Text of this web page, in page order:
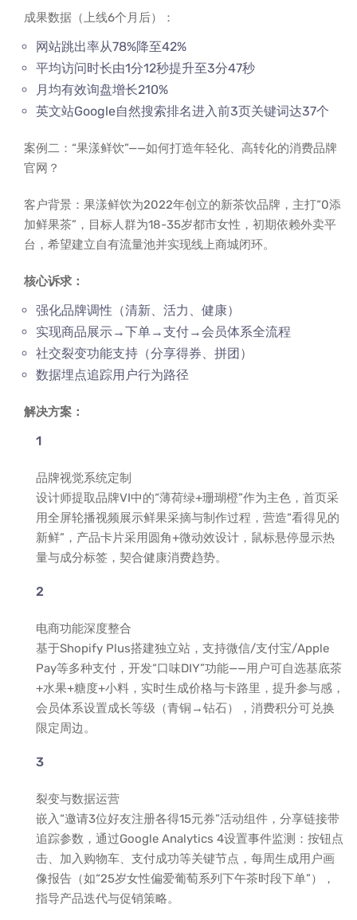
成果数据（上线6个月后）：
网站跳出率从78%降至42%
平均访问时长由1分12秒提升至3分47秒
月均有效询盘增长210%
英文站Google自然搜索排名进入前3页关键词达37个
案例二：“果漾鲜饮”——如何打造年轻化、高转化的消费品牌
官网？
客户背景：果漾鲜饮为2022年创立的新茶饮品牌，主打“0添
加鲜果茶”，目标人群为18-35岁都市女性，初期依赖外卖平
台，希望建立自有流量池并实现线上商城闭环。
核心诉求：
强化品牌调性（清新、活力、健康）
实现商品展示→下单→支付→会员体系全流程
社交裂变功能支持（分享得券、拼团）
数据埋点追踪用户行为路径
解决方案：
品牌视觉系统定制
设计师提取品牌VI中的“薄荷绿+珊瑚橙”作为主色，首页采
用全屏轮播视频展示鲜果采摘与制作过程，营造“看得见的
新鲜”，产品卡片采用圆角+微动效设计，鼠标悬停显示热
量与成分标签，契合健康消费趋势。
电商功能深度整合
基于Shopify Plus搭建独立站，支持微信/支付宝/Apple
Pay等多种支付，开发“口味DIY”功能——用户可自选基底茶
+水果+糖度+小料，实时生成价格与卡路里，提升参与感，
会员体系设置成长等级（青铜→钻石），消费积分可兑换
限定周边。
裂变与数据运营
嵌入“邀请3位好友注册各得15元券”活动组件，分享链接带
追踪参数，通过Google Analytics 4设置事件监测：按钮点
击、加入购物车、支付成功等关键节点，每周生成用户画
像报告（如“25岁女性偏爱葡萄系列下午茶时段下单”），
指导产品迭代与促销策略。